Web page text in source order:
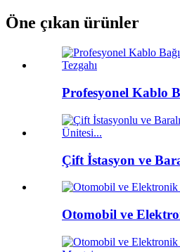
Öne çıkan ürünler
Profesyonel Kablo
Çift İstasyon ve
Otomobil ve